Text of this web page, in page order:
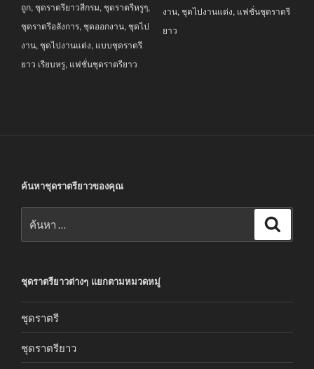
ถูก, ชุดราตรียาวสีกรม, ชุดราตรีหรูๆ,
ชุดราตรีอลังการ, ชุดออกงาน, ชุดไป
งาน, ชุดไปงานแต่ง, แบบชุดราตรี
ยาว เรียบหรู, แฟชั่นชุดราตรียาว
งาน, ชุดไปงานแต่ง, แฟชั่นชุดราตรี
ยาว
ค้นหาชุดราตรียาวของคุณ
ชุดราตรียาวต่างๆ แยกตามหมวดหมู่
ชุดราตรี
ชุดราตรียาว